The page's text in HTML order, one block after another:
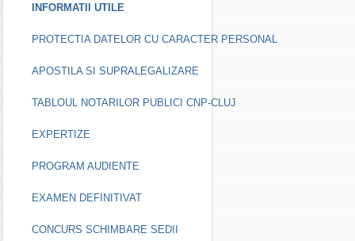
INFORMATII UTILE
PROTECTIA DATELOR CU CARACTER PERSONAL
APOSTILA SI SUPRALEGALIZARE
TABLOUL NOTARILOR PUBLICI CNP-CLUJ
EXPERTIZE
PROGRAM AUDIENTE
EXAMEN DEFINITIVAT
CONCURS SCHIMBARE SEDII